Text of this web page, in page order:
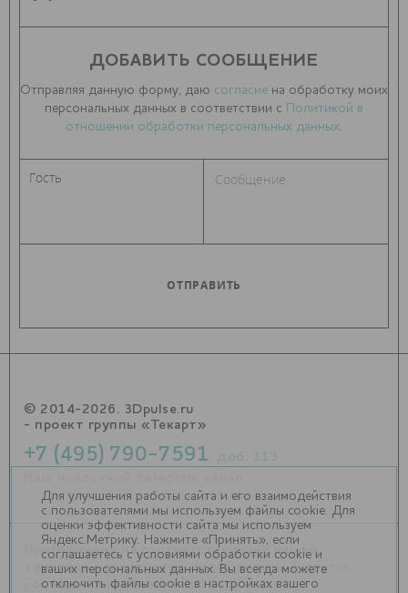
ДОБАВИТЬ СООБЩЕНИЕ
Отправляя данную форму, даю согласие на обработку моих
персональных данных в соответствии с Политикой в
отношении обработки персональных данных
© 2014-2026. 3Dpulse.ru
- проект группы «Текарт»
+7 (495) 790-7591
https://t.me/Techart_CaseStudy
Приглашения на соответствующие нашей
тематике мероприятия, пресс-релизы и другие
сообщения ждем наinfo@3dpulse.ru .
Для улучшения работы сайта и его взаимодействия
с пользователями мы используем файлы cookie. Для
оценки эффективности сайта мы используем
Яндекс.Метрику. Нажмите «Принять», если
соглашаетесь с условиями обработки cookie и
ваших персональных данных. Вы всегда можете
отключить файлы cookie в настройках вашего